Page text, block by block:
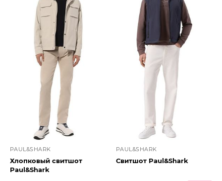
PAUL&SHARK
Хлопковый свитшот
Paul&Shark
PAUL&SHARK
Свитшот Paul&Shark